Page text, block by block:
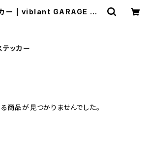
| viblant GARAGE SA
テッカー
商品が見つかりませんでした。